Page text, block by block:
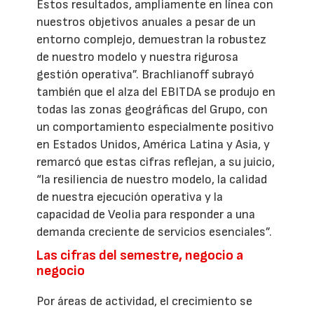
Estos resultados, ampliamente en línea con
nuestros objetivos anuales a pesar de un
entorno complejo, demuestran la robustez
de nuestro modelo y nuestra rigurosa
gestión operativa”. Brachlianoff subrayó
también que el alza del EBITDA se produjo en
todas las zonas geográficas del Grupo, con
un comportamiento especialmente positivo
en Estados Unidos, América Latina y Asia, y
remarcó que estas cifras reflejan, a su juicio,
“la resiliencia de nuestro modelo, la calidad
de nuestra ejecución operativa y la
capacidad de Veolia para responder a una
demanda creciente de servicios esenciales”.
Las cifras del semestre, negocio a
negocio
Por áreas de actividad, el crecimiento se